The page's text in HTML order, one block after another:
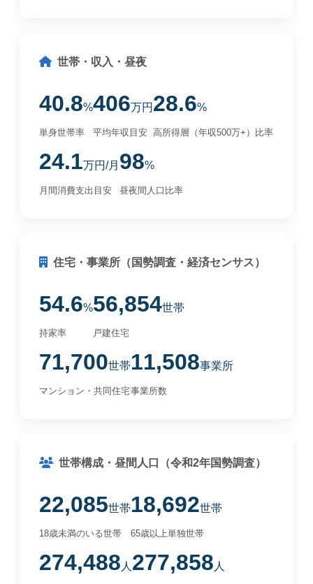
世帯・収入・昼夜
40.8%
単身世帯率
406万円
平均年収目安
28.6%
高所得層（年収500万+）比率
24.1万円/月
月間消費支出目安
98%
昼夜間人口比率
住宅・事業所（国勢調査・経済センサス）
54.6%
持家率
56,854世帯
戸建住宅
71,700世帯
マンション・共同住宅
11,508事業所
事業所数
世帯構成・昼間人口（令和2年国勢調査）
22,085世帯
18歳未満のいる世帯
18,692世帯
65歳以上単独世帯
274,488 人 277,858 人